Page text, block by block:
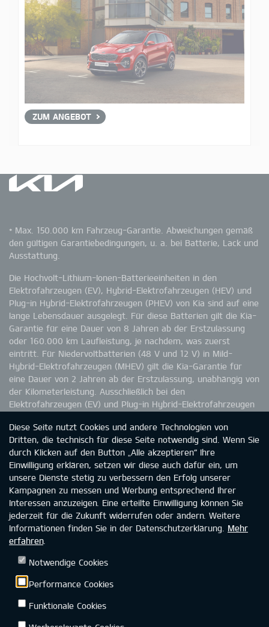
ZUM ANGEBOT
* Max. 150.000 km Fahrzeug-Garantie. Abweichungen gemäß
den gültigen Garantiebedingungen, u. a. bei Batterie, Lack und
Ausstattung.
Die Hochvolt-Lithium-Ionen-Batterieeinheiten in den
Elektrofahrzeugen (EV), Hybrid-Elektrofahrzeugen (HEV) und
Plug-in Hybrid-Elektrofahrzeugen (PHEV) von Kia sind auf eine
lange Lebensdauer ausgelegt. Für diese Batterien gilt die Kia-
Garantie für eine Dauer von 8 Jahren ab der Erstzulassung
oder 160.000 km Laufleistung, je nachdem, was zuerst
eintritt. Für Niedervoltbatterien (48 V und 12 V) in Mild-
Hybrid-Elektrofahrzeugen (MHEV) gilt die Kia-Garantie für
eine Dauer von 2 Jahren ab der Erstzulassung, unabhängig von
der Kilometerleistung. Ausschließlich bei den
Elektrofahrzeugen (EV) und Plug-in Hybrid-Elektrofahrzeugen
Kapazitätsminderung der Batterie in HEV- und MHEV-
Fahrzeugen ist nicht durch die Garantie abgedeckt. Wie du
einer möglichen Kapazitätsminderung entgegenwirken wirken
kannst, entnimmst du bitte der Betriebsanleitung. Weitere
Informationen zur Kia-Garantie findest du unter
www.kia.com/de/garantie.
Impressum Kontakt Barrierefreiheit
Diese Seite nutzt Cookies und andere Technologien von
Dritten, die technisch für diese Seite notwendig sind. Wenn Sie
durch Klicken auf den Button „Alle akzeptieren“ Ihre
Einwilligung erklären, setzen wir diese auch dafür ein, um
unsere Dienste stetig zu verbessern den Erfolg unserer
Kampagnen zu messen und Werbung entsprechend Ihrer
Interessen anzuzeigen. Eine erteilte Einwilligung können Sie
jederzeit für die Zukunft widerrufen oder ändern. Weitere
Informationen finden Sie in der Datenschutzerklärung. Mehr
erfahren.
Notwendige Cookies
Performance Cookies
Funktionale Cookies